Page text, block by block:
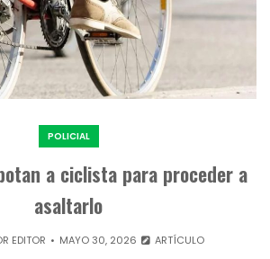
POLICIAL
a ciclista para proceder a
asaltarlo
EDITOR MAYO 30, 2026 ARTÍCULO